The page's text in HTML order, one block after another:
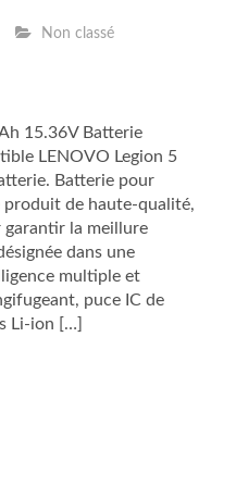
Non classé
15.36V Batterie
LENOVO Legion 5
Batterie pour
produit de haute-qualité,
la meillure
dans une
multiple et
puce IC de
Li-ion […]